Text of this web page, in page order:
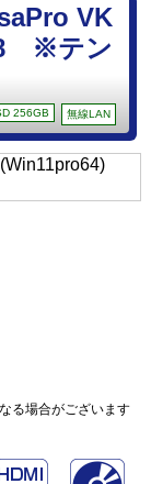
VK
※テン
256GB 無線LAN
る場合がございます